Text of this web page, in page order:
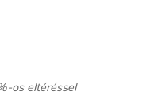
os eltéréssel